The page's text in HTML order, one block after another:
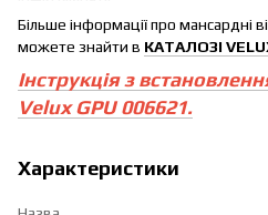
Більше інформації про мансардні
можете знайти в КАТАЛОЗІ
Інструкція з
Velux GPU 006621.
Характеристики